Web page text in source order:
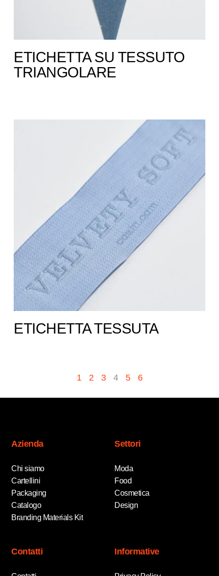
ETICHETTA SU TESSUTO
TRIANGOLARE
ETICHETTA TESSUTA
1 2 3 4 5 6
Azienda
Chi siamo
Cartellini
Packaging
Catalogo
Branding Materials Kit
Settori
Moda
Food
Cosmetica
Design
Contatti Informative